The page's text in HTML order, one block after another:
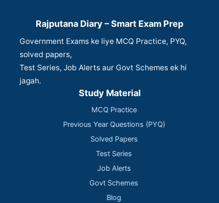
Rajputana Diary – Smart Exam Prep
Government Exams ke liye MCQ Practice, PYQ,
solved papers,
Test Series, Job Alerts aur Govt Schemes ek hi
jagah.
Study Material
MCQ Practice
Previous Year Questions (PYQ)
Solved Papers
Test Series
Job Alerts
Govt Schemes
Blog